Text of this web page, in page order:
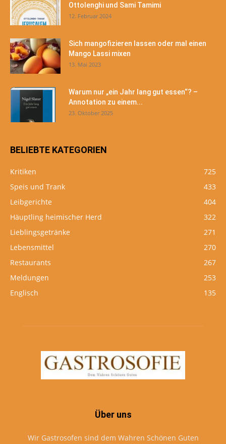
Ottolenghi und Sami Tamimi
12. Februar 2024
Sich mangofizieren lassen oder mal einen
Mango Lassi mixen
13. Mai 2023
Warum nur „ein Jahr lang gut essen“? –
Annotation zu einem...
23. Oktober 2025
BELIEBTE KATEGORIEN
Kritiken
725
Speis und Trank
433
Leibgerichte
404
Häuptling heimischer Herd
322
Lieblingsgetränke
271
Lebensmittel
270
Restaurants
267
Meldungen
253
Englisch
135
Über uns
Wir Gastrosofen sind dem Wahren Schönen Guten